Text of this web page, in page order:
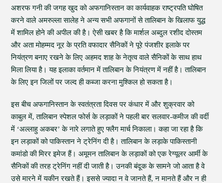
अशरफ गनी की जगह खुद को अफगानिस्तान का कार्यवाहक राष्ट्रपति घोषित
करने वाले अमरुल्ला सालेह ने अन्य सभी अफगानों से तालिबान के खिलाफ युद्ध
में शामिल होने की अपील की है। ऐसी खबर है कि मार्शल अब्दुल रशीद दोस्तम
और अता मोहम्मद नूर के प्रति वफादार सैनिकों ने पूरे पंजशीर इलाके पर
नियंत्रण बनाए रखने के लिए अहमद शाह के नेतृत्व वाले सैनिकों के साथ हाथ
मिला लिया है। यह इलाका वर्तमान में तालिबान के नियंत्रण में नहीं है। तालिबान
के लिए इन जिलों पर जल्द ही कब्जा करना मुश्किल हो सकता है।
इस बीच अफगानिस्तान के स्वतंत्रता दिवस पर कंधार में और शुक्रवार को
काबुल में, तालिबान स्पेशल फोर्स के लड़ाकों ने पहली बार सलवार-कमीज की वर्दी
में ‘अल्लाहु अकबर’ के नारे लगाते हुए फ्लैग मार्च निकाला। कहा जा रहा है कि
इन लड़ाकों को पाकिस्तान ने ट्रेनिंग दी है। तालिबान के लड़ाके पाकिस्तानी
कमांडो की मिरर इमेज हैं। अमूमन तालिबान के लड़ाकों को एक रेग्यूलर आर्मी के
सैनिकों की तरह ट्रेनिंग नहीं दी जाती है। उनकी बंदूक के सामने जो आता है वे
उसे मारने में यकीन रखते हैं। इससे ज्यादा न वे जानते हैं, न मानते हैं और न ही